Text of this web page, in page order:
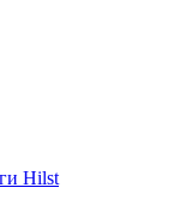
Hilst